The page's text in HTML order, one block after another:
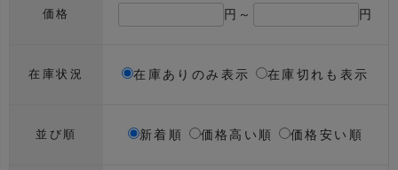
価格 円～ 円
在庫状況 在庫ありのみ表示 在庫切れも表示
並び順 新着順 価格高い順 価格安い順